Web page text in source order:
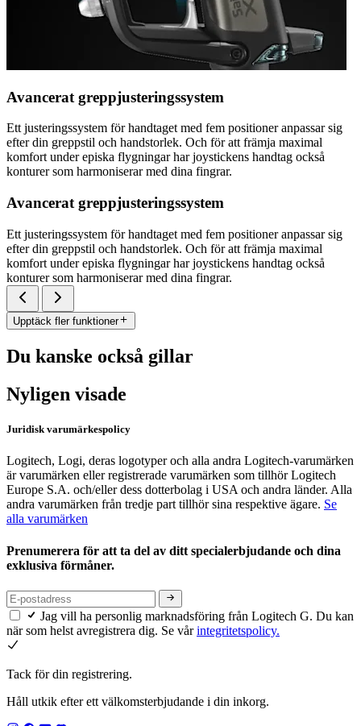
Avancerat greppjusteringssystem
Ett justeringssystem för handtaget med fem positioner anpassar sig
efter din greppstil och handstorlek. Och för att främja maximal
komfort under episka flygningar har joystickens handtag också
konturer som harmoniserar med dina fingrar.
Avancerat greppjusteringssystem
Ett justeringssystem för handtaget med fem positioner anpassar sig
efter din greppstil och handstorlek. Och för att främja maximal
komfort under episka flygningar har joystickens handtag också
konturer som harmoniserar med dina fingrar.
Upptäck fler funktioner
Du kanske också gillar
Nyligen visade
Juridisk varumärkespolicy
Logitech, Logi, deras logotyper och alla andra Logitech-varumärken
är varumärken eller registrerade varumärken som tillhör Logitech
Europe S.A. och/eller dess dotterbolag i USA och andra länder. Alla
andra varumärken från tredje part tillhör sina respektive ägare. Se
alla varumärken
Prenumerera för att ta del av ditt specialerbjudande och dina
exklusiva förmåner.
Jag vill ha personlig marknadsföring från Logitech G. Du kan
när som helst avregistrera dig. Se vårintegritetspolicy.
Tack för din registrering.
Håll utkik efter ett välkomsterbjudande i din inkorg.